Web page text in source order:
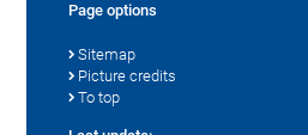
Page options
Sitemap
Picture credits
To top